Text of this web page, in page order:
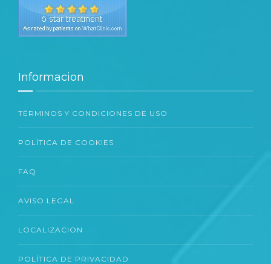
Informacion
TÉRMINOS Y CONDICIONES DE USO
POLÍTICA DE COOKIES
FAQ
AVISO LEGAL
LOCALIZACION
POLÍTICA DE PRIVACIDAD